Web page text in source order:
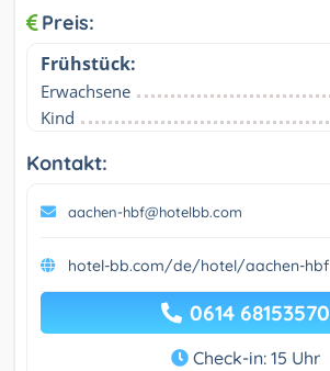
Preis:
Frühstück:
Erwachsene
Kind
Kontakt:
aachen-hbf@hotelbb.com
hotel-bb.com/de/hotel/aachen-hbf
0614 68153570
Check-in: 15 Uhr